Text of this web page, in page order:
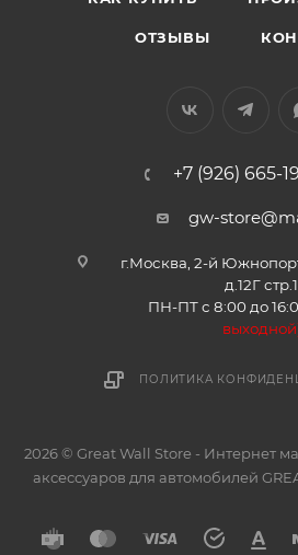
ОТЗЫВЫ
+7 (926) 665-
gw-
г.Москва, 2-й
д.12Г стр.1
ПН-ПТ с 8:00 до
в
ПОЛИТИКА
2026 © Great Wall Store - Интернет
аксессуаров для автомобилей